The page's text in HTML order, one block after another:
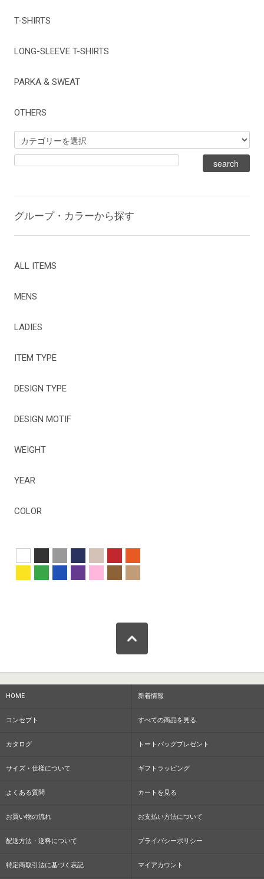
T-SHIRTS
LONG-SLEEVE T-SHIRTS
PARKA & SWEAT
OTHERS
グループ・カラーから探す
ALL ITEMS
MENS
LADIES
ITEM TYPE
DESIGN TYPE
DESIGN MOTIF
WEIGHT
YEAR
COLOR
HOME 新着情報
コンセプト すべての商品を見る
カタログ トートバッグプレゼント
サイズ・仕様について ギフトラッピング
よくある質問 カートを見る
お買い物の流れ お支払い方法について
配送方法・送料について プライバシーポリシー
特定商取引法に基づく表記 マイアカウント